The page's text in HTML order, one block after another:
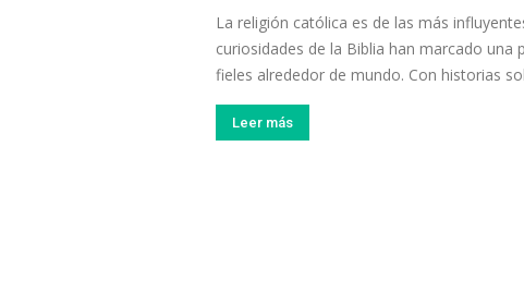
La religión católica es de las más
curiosidades de la Biblia han marcado
fieles alrededor de mundo. Con historias
Leer más